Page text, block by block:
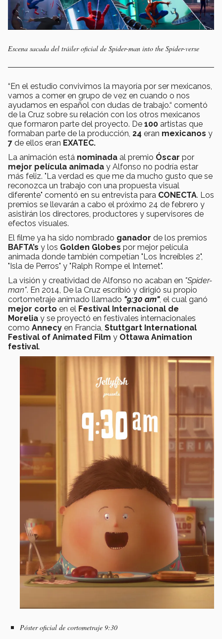
Escena sacada del tráiler oficial de Spider-man into the Spider-verse
“En el estudio convivimos la mayoría por ser mexicanos,
vamos a comer en grupo de vez en cuando o nos
ayudamos en español con dudas de trabajo.“ comentó
de la Cruz sobre su relación con los otros mexicanos
que formaron parte del proyecto. De 100 artistas que
formaban parte de la producción, 24 eran mexicanos y
7 de ellos eran EXATEC.
La animación está nominada al premio Óscar por
mejor película animada y Alfonso no podría estar
más feliz. "La verdad es que me da mucho gusto que se
reconozca un trabajo con una propuesta visual
diferente" comentó en su entrevista para CONECTA. Los
premios se llevarán a cabo el próximo 24 de febrero y
asistirán los directores, productores y supervisores de
efectos visuales.
El filme ya ha sido nombrado ganador de los premios
BAFTA’s y los Golden Globes por mejor película
animada donde también competían "Los Increíbles 2",
"Isla de Perros" y "Ralph Rompe el Internet".
La visión y creatividad de Alfonso no acaban en "Spider-
man". En 2014, De la Cruz escribió y dirigió su propio
cortometraje animado llamado "9:30 am", el cual ganó
mejor corto en el Festival Internacional de
Morelia y se proyectó en festivales internacionales
como Annecy en Francia, Stuttgart International
Festival of Animated Film y Ottawa Animation
festival.
Póster oficial de cortometraje 9:30